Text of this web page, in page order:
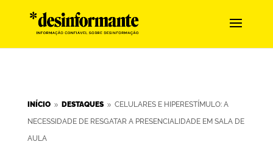
INÍCIO 9 DESTAQUES 9 CELULARES E HIPERESTÍMULO: A
NECESSIDADE DE RESGATAR A PRESENCIALIDADE EM SALA DE
AULA